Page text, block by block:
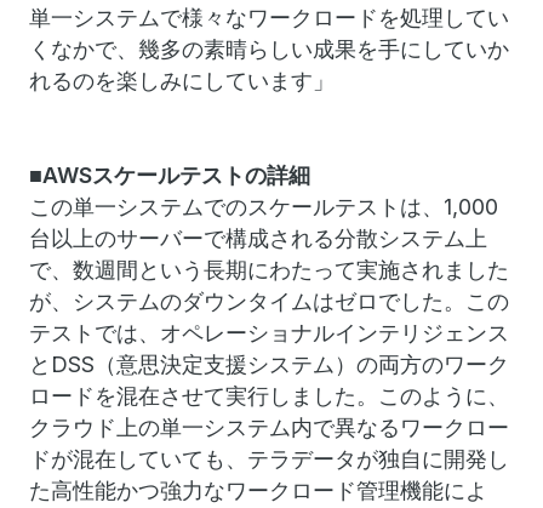
単一システムで様々なワークロードを処理してい
くなかで、幾多の素晴らしい成果を手にしていか
れるのを楽しみにしています」
■AWSスケールテストの詳細
この単一システムでのスケールテストは、1,000
台以上のサーバーで構成される分散システム上
で、数週間という長期にわたって実施されました
が、システムのダウンタイムはゼロでした。この
テストでは、オペレーショナルインテリジェンス
とDSS（意思決定支援システム）の両方のワーク
ロードを混在させて実行しました。このように、
クラウド上の単一システム内で異なるワークロー
ドが混在していても、テラデータが独自に開発し
た高性能かつ強力なワークロード管理機能によ